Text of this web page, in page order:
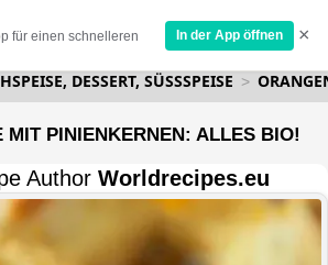
für einen schnelleren
In der App öffnen ×
DESSERT, SÜSSSPEISE
MIT PINIENKERNEN: ALLES BIO!
Author Worldrecipes.eu